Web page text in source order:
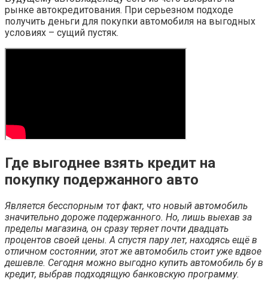
рынке автокредитования. При серьезном подходе
получить деньги для покупки автомобиля на выгодных
условиях – сущий пустяк.
Где выгоднее взять кредит на
покупку подержанного авто
Является бесспорным тот факт, что новый автомобиль
значительно дороже подержанного. Но, лишь выехав за
пределы магазина, он сразу теряет почти двадцать
процентов своей цены. А спустя пару лет, находясь ещё в
отличном состоянии, этот же автомобиль стоит уже вдвое
дешевле. Сегодня можно выгодно купить автомобиль бу в
кредит, выбрав подходящую банковскую программу.